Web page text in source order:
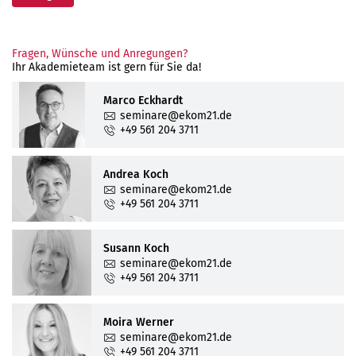
Fragen, Wünsche und Anregungen?
Ihr Akademieteam ist gern für Sie da!
Marco Eckhardt
seminare@ekom21.de
+49 561 204 3711
Andrea Koch
seminare@ekom21.de
+49 561 204 3711
Susann Koch
seminare@ekom21.de
+49 561 204 3711
Moira Werner
seminare@ekom21.de
+49 561 204 3711